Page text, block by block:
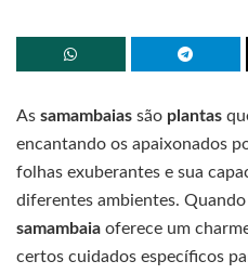
As samambaias são plantas
encantando os apaixonados
folhas exuberantes e sua
diferentes ambientes.
samambaia oferece um
certos cuidados específicos